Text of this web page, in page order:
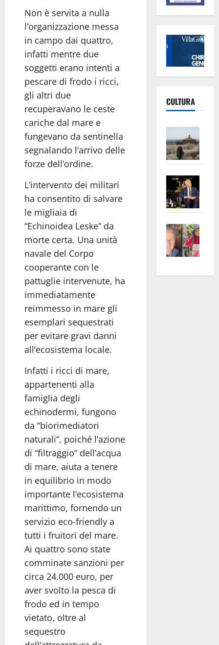
Non è servita a nulla
l’organizzazione messa
in campo dai quattro,
infatti mentre due
soggetti erano intenti a
pescare di frodo i ricci,
gli altri due
recuperavano le ceste
cariche dal mare e
fungevano da sentinella
segnalando l’arrivo delle
forze dell’ordine.
L’intervento dei militari
ha consentito di salvare
le migliaia di
“Echinoidea Leske” da
morte certa. Una unità
navale del Corpo
cooperante con le
pattuglie intervenute, ha
immediatamente
reimmesso in mare gli
esemplari sequestrati
per evitare gravi danni
all’ecosistema locale.
Infatti i ricci di mare,
appartenenti alla
famiglia degli
echinodermi, fungono
da “biorimediatori
naturali”, poiché l’azione
di “filtraggio” dell’acqua
di mare, aiuta a tenere
in equilibrio in modo
importante l’ecosistema
marittimo, fornendo un
servizio eco-friendly a
tutti i fruitori del mare.
Ai quattro sono state
comminate sanzioni per
circa 24.000 euro, per
aver svolto la pesca di
frodo ed in tempo
vietato, oltre al
sequestro
CULTURA
euro
apre